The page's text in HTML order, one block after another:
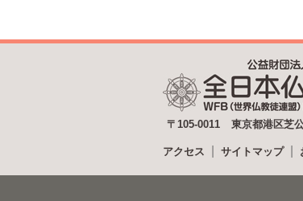
〒105-0011 東京都港区芝
アクセス サイトマップ